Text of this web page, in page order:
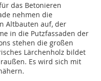
das Betonieren
nehmen die
Altbauten auf, der
in die Putzfassaden der
stehen die großen
Lärchenholz bildet
Es wird sich mit